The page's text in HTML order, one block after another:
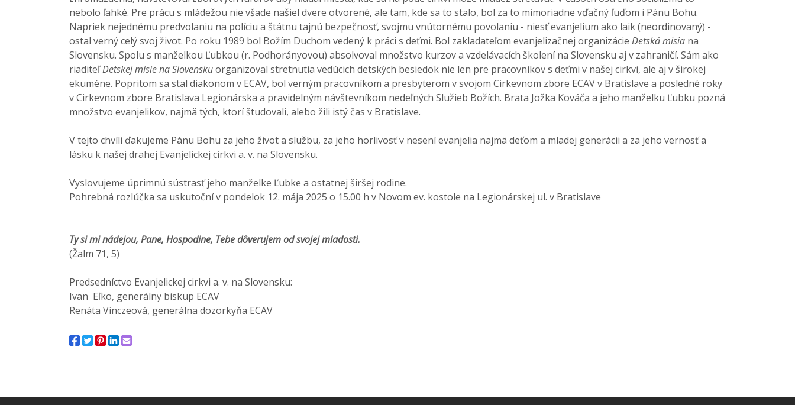
nebolo ľahké. Pre prácu s mládežou nie všade našiel dvere otvorené, ale tam, kde sa to stalo, bol za to mimoriadne vďačný ľuďom i Pánu Bohu.
Napriek nejednému predvolaniu na políciu a štátnu tajnú bezpečnosť, svojmu vnútornému povolaniu - niesť evanjelium ako laik (neordinovaný) -
ostal verný celý svoj život. Po roku 1989 bol Božím Duchom vedený k práci s deťmi. Bol zakladateľom evanjelizačnej organizácie Detská misia na
Slovensku. Spolu s manželkou Ľubkou (r. Podhorányovou) absolvoval množstvo kurzov a vzdelávacích školení na Slovensku aj v zahraničí. Sám ako
riaditeľDetskej misie na Slovenskuorganizoval stretnutia vedúcich detských besiedok nie len pre pracovníkov s deťmi v našej cirkvi, ale aj v širokej
ekuméne. Popritom sa stal diakonom v ECAV, bol verným pracovníkom a presbyterom v svojom Cirkevnom zbore ECAV v Bratislave a posledné roky
v Cirkevnom zbore Bratislava Legionárska a pravidelným návštevníkom nedeľných Služieb Božích. Brata Jožka Kováča a jeho manželku Ľubku pozná
množstvo evanjelikov, najmä tých, ktorí študovali, alebo žili istý čas v Bratislave.
V tejto chvíli ďakujeme Pánu Bohu za jeho život a službu, za jeho horlivosť v nesení evanjelia najmä deťom a mladej generácii a za jeho vernosť a
lásku k našej drahej Evanjelickej cirkvi a. v. na Slovensku.
Vyslovujeme úprimnú sústrasť jeho manželke Ľubke a ostatnej širšej rodine.
Pohrebná rozlúčka sa uskutoční v pondelok 12. mája 2025 o 15.00 h v Novom ev. kostole na Legionárskej ul. v Bratislave
Ty si mi nádejou, Pane, Hospodine, Tebe dôverujem od svojej mladosti.
(Žalm 71, 5)
Predsedníctvo Evanjelickej cirkvi a. v. na Slovensku:
Ivan Eľko, generálny biskup ECAV
Renáta Vinczeová, generálna dozorkyňa ECAV